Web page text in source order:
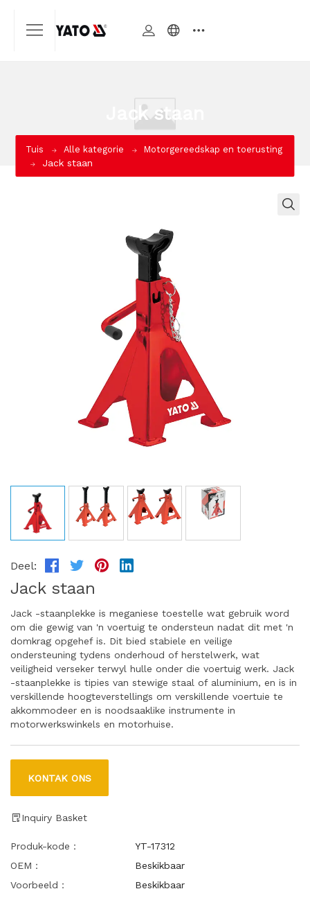
Jack staan
Tuis Alle kategorie Motorgereedskap en toerusting
Jack staan
Deel:
Jack staan
Jack -staanplekke is meganiese toestelle wat gebruik word
om die gewig van 'n voertuig te ondersteun nadat dit met 'n
domkrag opgehef is. Dit bied stabiele en veilige
ondersteuning tydens onderhoud of herstelwerk, wat
veiligheid verseker terwyl hulle onder die voertuig werk. Jack
-staanplekke is tipies van stewige staal of aluminium, en is in
verskillende hoogteverstellings om verskillende voertuie te
akkommodeer en is noodsaaklike instrumente in
motorwerkswinkels en motorhuise.
KONTAK ONS
Inquiry Basket
Produk-kode：
YT-17312
OEM：
Beskikbaar
Voorbeeld：
Beskikbaar